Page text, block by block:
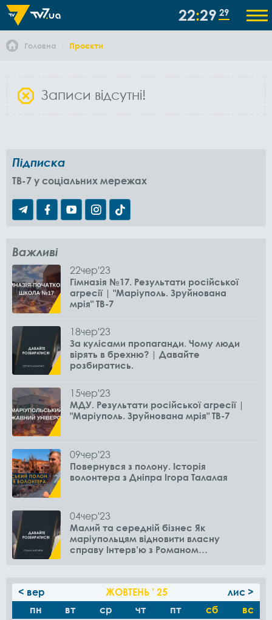
22 29 30
Головна Проєкти
Записи відсутні!
Підписка
TB-7 у соціальних мережах
Важливі
22чер'23
Гімназія №17. Результати російської
агресії | "Маріуполь. Зруйнована
мрія" ТВ-7
18чер'23
За кулісами пропаганди. Чому люди
вірять в брехню? | Давайте
розбиратись.
15чер'23
МДУ. Результати російської агресії |
"Маріуполь. Зруйнована мрія" ТВ-7
09чер'23
Повернувся з полону. Історія
волонтера з Дніпра Ігора Талалая
04чер'23
Малий та середній бізнес Як
маріупольцям відновити власну
справу Інтерв’ю з Романом
< вер ЖОВТЕНЬ ' 25
лис >
пн
вт ср чт пт сб вс